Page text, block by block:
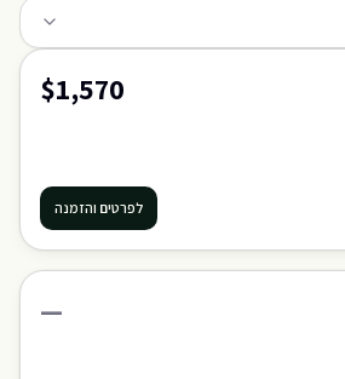
$1,570
לפרטים והזמנה
—